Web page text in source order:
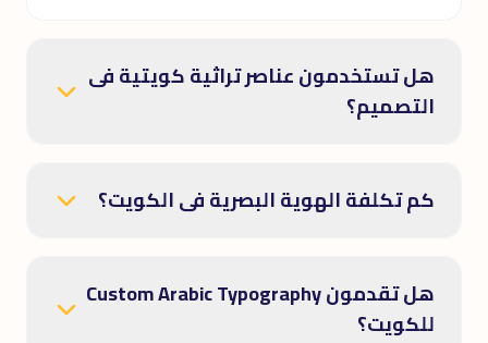
هل تستخدمون عناصر تراثية كويتية فى
التصميم؟
كم تكلفة الهوية البصرية فى الكويت؟
هل تقدمون Custom Arabic Typography
للكويت؟